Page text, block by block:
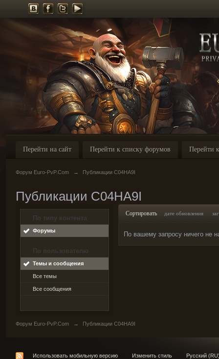
Перейти на сайт Перейти к списку форумов Перейти
Форум Euro-PvP.Com → Публикации C04HA9I
Публикации C04HA9I
По типу контента
Форумы
По пользователю
Темы и сообщения
Все темы
Все сообщения
Сортировать дате обновления
По вашему запросу ничего не
Форум Euro-PvP.Com → Публикации C04HA9I
Использовать мобильную версию Изменить стиль Русский